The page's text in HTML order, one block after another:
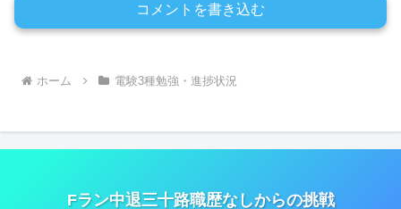
コメントを書き込む
ホーム 電験3種勉強・進捗状況
Fラン中退三十路職歴なしからの挑戦